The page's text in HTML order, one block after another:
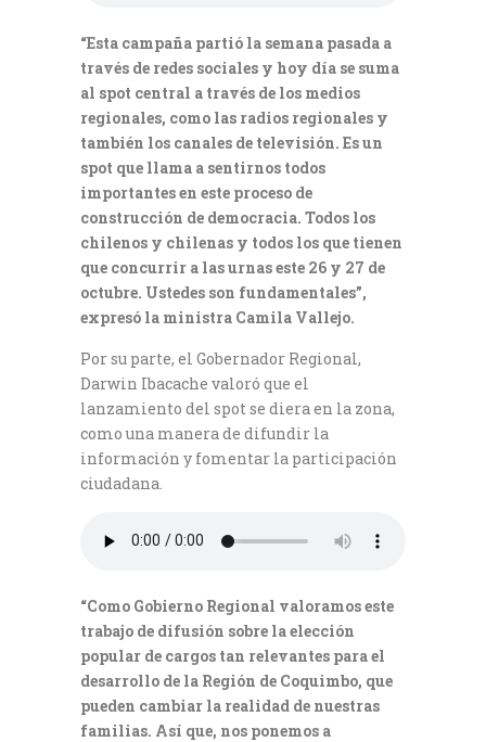
“Esta campaña partió la semana pasada a
través de redes sociales y hoy día se suma
al spot central a través de los medios
regionales, como las radios regionales y
también los canales de televisión. Es un
spot que llama a sentirnos todos
importantes en este proceso de
construcción de democracia. Todos los
chilenos y chilenas y todos los que tienen
que concurrir a las urnas este 26 y 27 de
octubre. Ustedes son fundamentales”,
expresó la ministra Camila Vallejo.
Por su parte, el Gobernador Regional,
Darwin Ibacache valoró que el
lanzamiento del spot se diera en la zona,
como una manera de difundir la
información y fomentar la participación
ciudadana.
“Como Gobierno Regional valoramos este
trabajo de difusión sobre la elección
popular de cargos tan relevantes para el
desarrollo de la Región de Coquimbo, que
pueden cambiar la realidad de nuestras
familias. Así que, nos ponemos a